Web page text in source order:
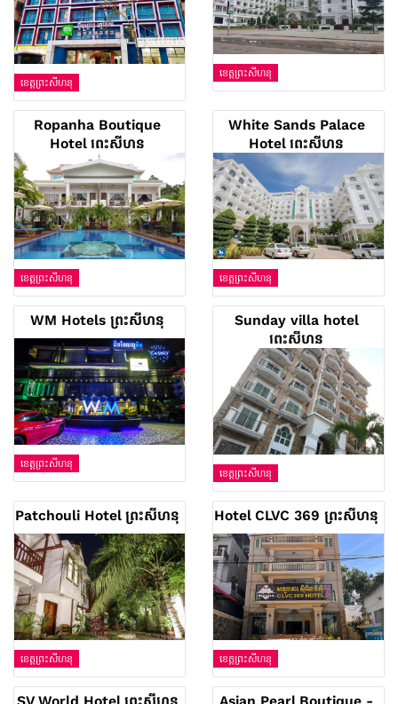
ខេត្តព្រះសីហនុ
ខេត្តព្រះសីហនុ
Ropanha Boutique
Hotel ព្រះសីហនុ
ខេត្តព្រះសីហនុ
White Sands Palace
Hotel ព្រះសីហនុ
ខេត្តព្រះសីហនុ
WM Hotels ព្រះសីហនុ
ខេត្តព្រះសីហនុ
Sunday villa hotel
ព្រះសីហនុ
ខេត្តព្រះសីហនុ
Patchouli Hotel ព្រះសីហនុ
ខេត្តព្រះសីហនុ
Hotel CLVC 369 ព្រះសីហនុ
ខេត្តព្រះសីហនុ